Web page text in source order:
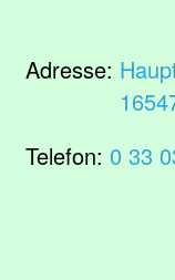
Adresse:
Telefon: 0 33